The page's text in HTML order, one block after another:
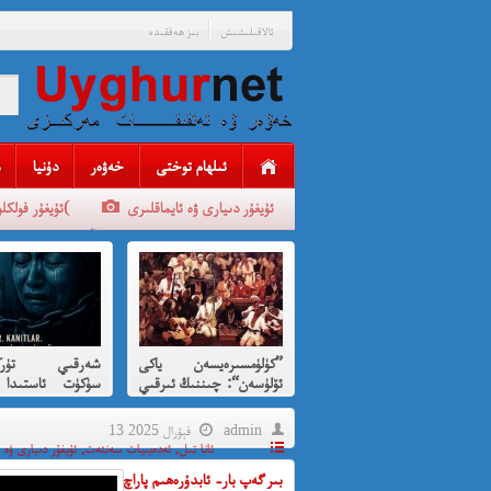
بىز ھەققىدە ئالاقىلىشىش
ئىلھام توختى خەۋەر دۇنيا
ئۇيغۇر دىيارى ۋە ئايماقلىرى ئۇيغۇر فولكلورلىرى(
”كۈلۈمسىرەيسەن ياكى
ئۆلۈسەن“: چىننىڭ ئىرقىي
قىرغىنچىلىقنى
كۈلۈمسىرەش ئارقىلىق
پەردىلەش ئويۇنى
شەرقىي
سۈكۈت
بېرىلغان
admin
13 فېۋرال 2025
ئانا تىل,ئەدەبىيات سەنئەت,ئۇيغۇر دىيارى ۋە
بىر گەپ بار- ئابدۇرەھىم پاراچ